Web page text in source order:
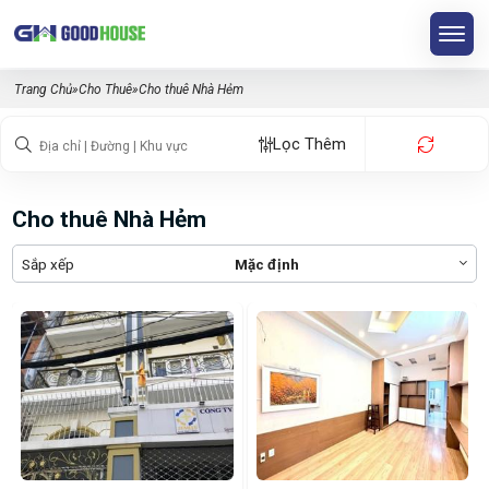
Trang Chủ»Cho Thuê»Cho thuê Nhà Hẻm
Lọc Thêm
Cho thuê Nhà Hẻm
Sắp xếp Mặc định